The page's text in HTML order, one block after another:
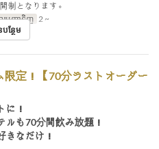
制となります。
បញ្ជាទិញ 2 ~
ន្ថែម
定！【70分ラストオーダー
に！
ルも70分間飲み放題！
きなだけ！